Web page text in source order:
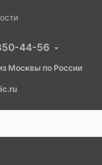
44-56
Москвы по России